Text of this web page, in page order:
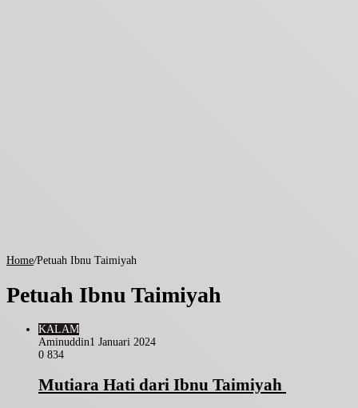
Home/Petuah Ibnu Taimiyah
Petuah Ibnu Taimiyah
KALAM
Aminuddin1 Januari 2024
0 834
Mutiara Hati dari Ibnu Taimiyah